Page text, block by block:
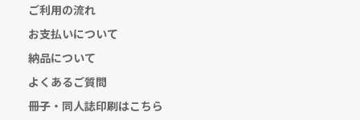
ご利用の流れ
お支払いについて
納品について
よくあるご質問
冊子・同人誌印刷はこちら